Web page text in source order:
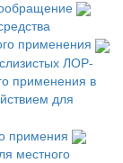
применения
ЛОР-
применения в
для
примения
местного